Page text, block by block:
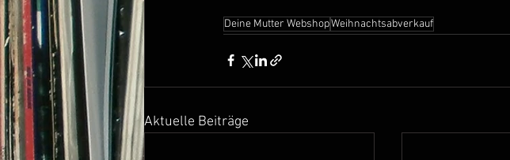
Deine Mutter WebshopWeihnachtsabverkauf
Aktuelle Beiträge